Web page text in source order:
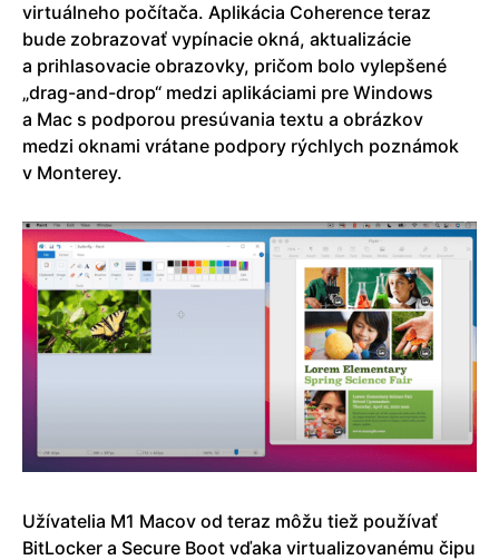
virtuálneho počítača. Aplikácia Coherence teraz
bude zobrazovať vypínacie okná, aktualizácie
a prihlasovacie obrazovky, pričom bolo vylepšené
„drag-and-drop“ medzi aplikáciami pre Windows
a Mac s podporou presúvania textu a obrázkov
medzi oknami vrátane podpory rýchlych poznámok
v Monterey.
Užívatelia M1‌ Macov od teraz môžu tiež používať
BitLocker a Secure Boot vďaka virtualizovanému čipu